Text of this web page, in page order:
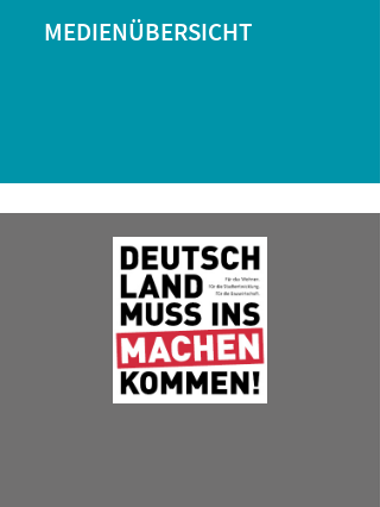
MEDIENÜBERSICHT